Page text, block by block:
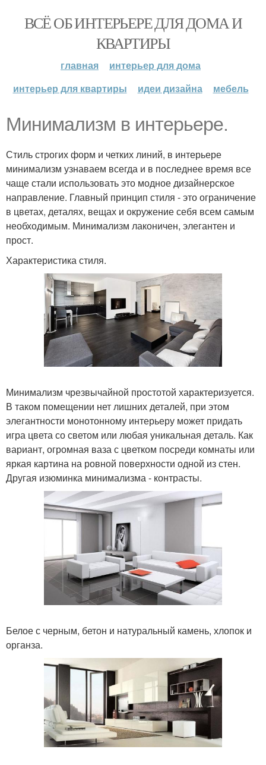
ВСЁ ОБ ИНТЕРЬЕРЕ ДЛЯ ДОМА И
КВАРТИРЫ
главная
интерьер для дома
интерьер для квартиры
идеи дизайна мебель
Минимализм в интерьере.
Стиль строгих форм и четких линий, в интерьере
минимализм узнаваем всегда и в последнее время все
чаще стали использовать это модное дизайнерское
направление. Главный принцип стиля - это ограничение
в цветах, деталях, вещах и окружение себя всем самым
необходимым. Минимализм лаконичен, элегантен и
прост.
Характеристика стиля.
Минимализм чрезвычайной простотой характеризуется.
В таком помещении нет лишних деталей, при этом
элегантности монотонному интерьеру может придать
игра цвета со светом или любая уникальная деталь. Как
вариант, огромная ваза с цветком посреди комнаты или
яркая картина на ровной поверхности одной из стен.
Другая изюминка минимализма - контрасты.
Белое с черным, бетон и натуральный камень, хлопок и
органза.